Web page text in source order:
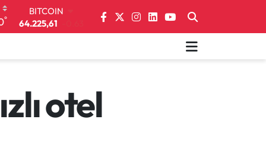
°
64.225,61 -0.63
DOLAR
47,7143 0.16
GRAM ALTIN
6574.81
1.44
otel